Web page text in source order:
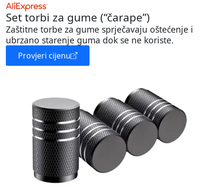
Set torbi za gume (“čarape”)
Zaštitne torbe za gume sprječavaju oštećenje i
ubrzano starenje guma dok se ne koriste.
Provjeri cijenu